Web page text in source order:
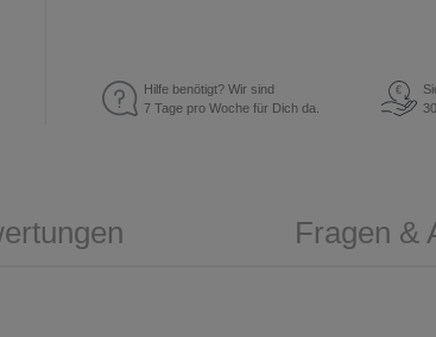
Hilfe benötigt? Wir sind
7 Tage pro Woche für Dich da.
€
Fragen &